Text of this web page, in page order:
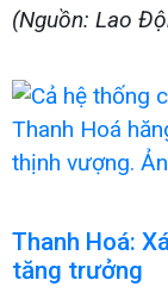
(Nguồn: Lao
Thanh Hoá:
tăng trưởng